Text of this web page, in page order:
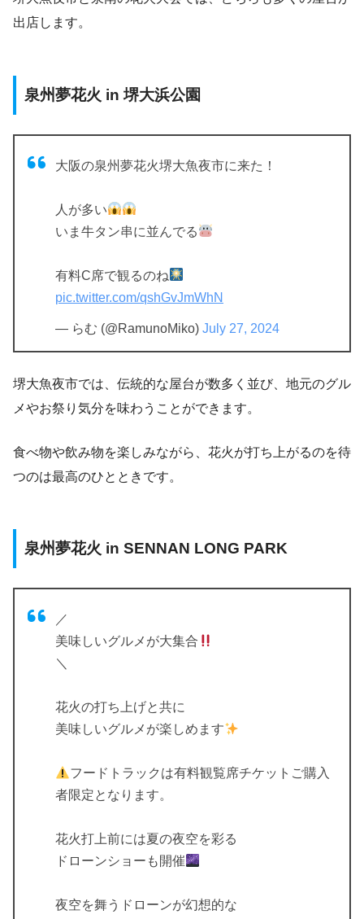
出店します。
泉州夢花火 in 堺大浜公園
大阪の泉州夢花火堺大魚夜市に来た！
人が多い
いま牛タン串に並んでる
有料C席で観るのね
pic.twitter.com/qshGvJmWhN
— らむ (@RamunoMiko) July 27, 2024
堺大魚夜市では、伝統的な屋台が数多く並び、地元のグル
メやお祭り気分を味わうことができます。
食べ物や飲み物を楽しみながら、花火が打ち上がるのを待
つのは最高のひとときです。
泉州夢花火 in SENNAN LONG PARK
／
美味しいグルメが大集合
＼
花火の打ち上げと共に
美味しいグルメが楽しめます
フードトラックは有料観覧席チケットご購入
者限定となります。
花火打上前には夏の夜空を彩る
ドローンショーも開催
夜空を舞うドローンが幻想的な